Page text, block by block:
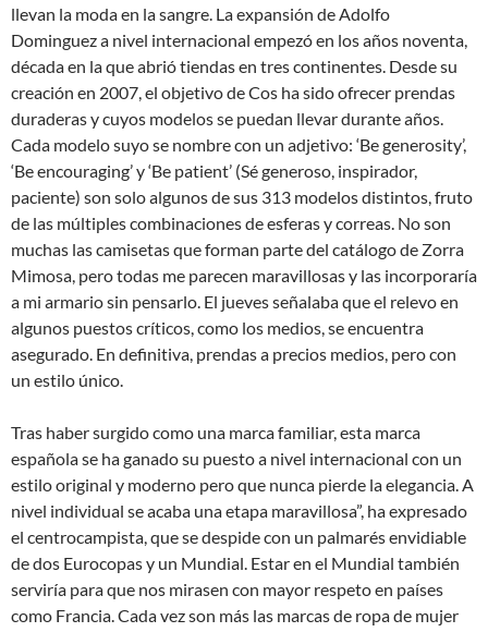
llevan la moda en la sangre. La expansión de Adolfo
Dominguez a nivel internacional empezó en los años noventa,
década en la que abrió tiendas en tres continentes. Desde su
creación en 2007, el objetivo de Cos ha sido ofrecer prendas
duraderas y cuyos modelos se puedan llevar durante años.
Cada modelo suyo se nombre con un adjetivo: ‘Be generosity’,
‘Be encouraging’ y ‘Be patient’ (Sé generoso, inspirador,
paciente) son solo algunos de sus 313 modelos distintos, fruto
de las múltiples combinaciones de esferas y correas. No son
muchas las camisetas que forman parte del catálogo de Zorra
Mimosa, pero todas me parecen maravillosas y las incorporaría
a mi armario sin pensarlo. El jueves señalaba que el relevo en
algunos puestos críticos, como los medios, se encuentra
asegurado. En definitiva, prendas a precios medios, pero con
un estilo único.
Tras haber surgido como una marca familiar, esta marca
española se ha ganado su puesto a nivel internacional con un
estilo original y moderno pero que nunca pierde la elegancia. A
nivel individual se acaba una etapa maravillosa”, ha expresado
el centrocampista, que se despide con un palmarés envidiable
de dos Eurocopas y un Mundial. Estar en el Mundial también
serviría para que nos mirasen con mayor respeto en países
como Francia. Cada vez son más las marcas de ropa de mujer